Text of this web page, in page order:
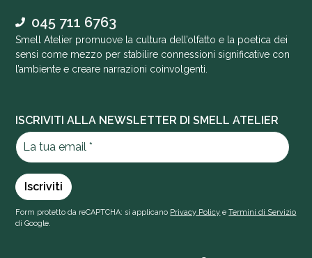
045 711 6763
Smell Atelier promuove la cultura dell’olfatto e la poetica dei
sensi come mezzo per stabilire connessioni significative con
l’ambiente e creare narrazioni coinvolgenti.
ISCRIVITI ALLA NEWSLETTER DI SMELL ATELIER
Form protetto da reCAPTCHA: si applicano Privacy Policy eTermini di Servizio
di Google.